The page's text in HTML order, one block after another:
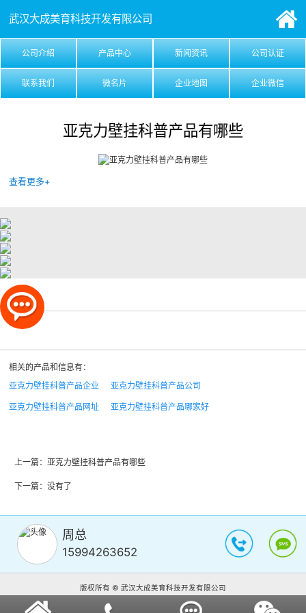
武汉大成美育科技开发有限公司
公司介绍 产品中心 新闻资讯 公司认证
联系我们 微名片 企业地图 企业微信
亚克力壁挂科普产品有哪些
查看更多+
相关的产品和信息有：
亚克力壁挂科普产品企业
亚克力壁挂科普产品公司
亚克力壁挂科普产品网址 亚克力壁挂科普产品哪家好
上一篇： 亚克力壁挂科普产品有哪些
下一篇：没有了
周总
15994263652
版权所有 © 武汉大成美育科技开发有限公司